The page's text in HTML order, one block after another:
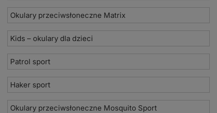
Okulary przeciwsłoneczne Matrix
Kids – okulary dla dzieci
Patrol sport
Haker sport
Okulary przeciwsłoneczne Mosquito Sport